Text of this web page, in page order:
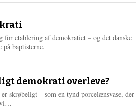
for etablering af demokratiet – og det danske
baptisterne.
demokrati overleve?
skrøbeligt – som en tynd porcelænsvase, der
vi…